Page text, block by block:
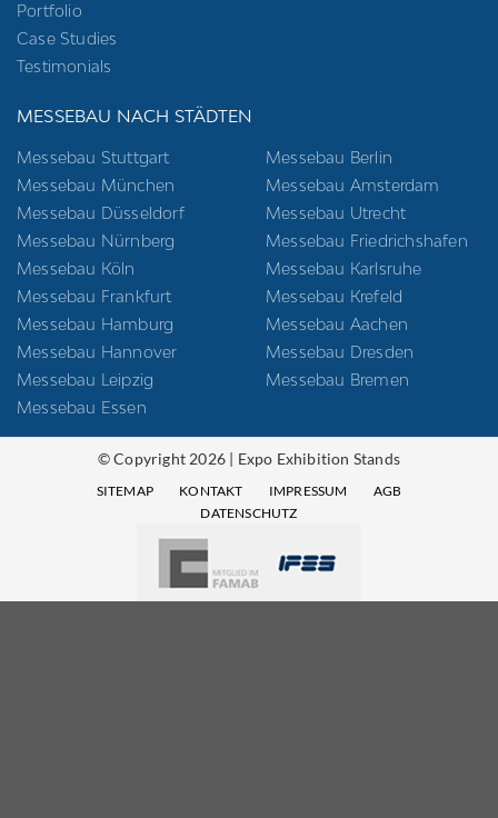
Portfolio
Case Studies
Testimonials
MESSEBAU NACH STÄDTEN
Messebau Stuttgart
Messebau München
Messebau Düsseldorf
Messebau Nürnberg
Messebau Köln
Messebau Frankfurt
Messebau Hamburg
Messebau Hannover
Messebau Leipzig
Messebau Essen
Messebau Berlin
Messebau Amsterdam
Messebau Utrecht
Messebau Friedrichshafen
Messebau Karlsruhe
Messebau Krefeld
Messebau Aachen
Messebau Dresden
Messebau Bremen
© Copyright 2026 | Expo Exhibition Stands
SITEMAP KONTAKT IMPRESSUM
AGB
DATENSCHUTZ